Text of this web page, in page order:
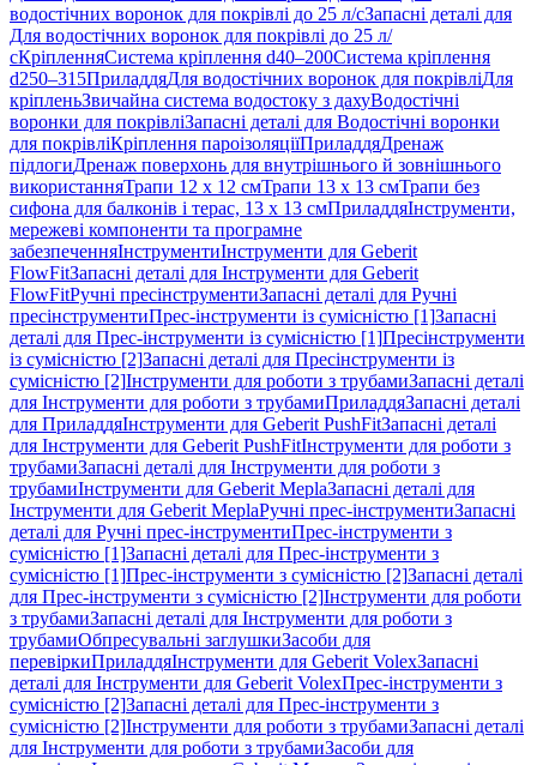
водостічних воронок для покрівлі до 25 л/сЗапасні деталі для
Для водостічних воронок для покрівлі до 25 л/
сКріпленняСистема кріплення d40–200Система кріплення
d250–315ПриладдяДля водостічних воронок для покрівліДля
кріпленьЗвичайна система водостоку з дахуВодостічні
воронки для покрівліЗапасні деталі для Водостічні воронки
для покрівліКріплення пароізоляціїПриладдяДренаж
підлогиДренаж поверхонь для внутрішнього й зовнішнього
використанняТрапи 12 x 12 смТрапи 13 x 13 смТрапи без
сифона для балконів і терас, 13 x 13 смПриладдяІнструменти,
мережеві компоненти та програмне
забезпеченняІнструментиІнструменти для Geberit
FlowFitЗапасні деталі для Інструменти для Geberit
FlowFitРучні пресінструментиЗапасні деталі для Ручні
пресінструментиПрес-інструменти із сумісністю [1]Запасні
деталі для Прес-інструменти із сумісністю [1]Пресінструменти
із сумісністю [2]Запасні деталі для Пресінструменти із
сумісністю [2]Інструменти для роботи з трубамиЗапасні деталі
для Інструменти для роботи з трубамиПриладдяЗапасні деталі
для ПриладдяІнструменти для Geberit PushFitЗапасні деталі
для Інструменти для Geberit PushFitІнструменти для роботи з
трубамиЗапасні деталі для Інструменти для роботи з
трубамиІнструменти для Geberit MeplaЗапасні деталі для
Інструменти для Geberit MeplaРучні прес-інструментиЗапасні
деталі для Ручні прес-інструментиПрес-інструменти з
сумісністю [1]Запасні деталі для Прес-інструменти з
сумісністю [1]Прес-інструменти з сумісністю [2]Запасні деталі
для Прес-інструменти з сумісністю [2]Інструменти для роботи
з трубамиЗапасні деталі для Інструменти для роботи з
трубамиОбпресувальні заглушкиЗасоби для
перевіркиПриладдяІнструменти для Geberit VolexЗапасні
деталі для Інструменти для Geberit VolexПрес-інструменти з
сумісністю [2]Запасні деталі для Прес-інструменти з
сумісністю [2]Інструменти для роботи з трубамиЗапасні деталі
для Інструменти для роботи з трубамиЗасоби для